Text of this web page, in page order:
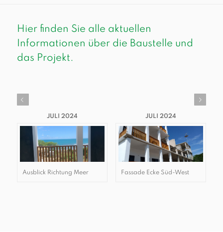
Hier finden Sie alle aktuellen
Informationen über die Baustelle und
das Projekt.
JULI 2024
Ausblick Richtung Meer
JULI 2024
Fassade Ecke Süd-West